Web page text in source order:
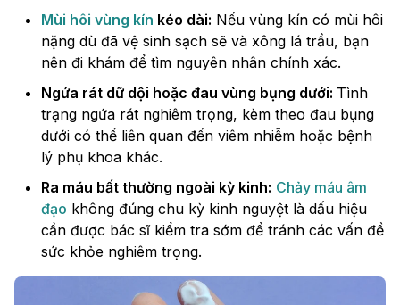
Mùi hôi vùng kín kéo dài: Nếu vùng kín có mùi hôi
nặng dù đã vệ sinh sạch sẽ và xông lá trầu, bạn
nên đi khám để tìm nguyên nhân chính xác.
Ngứa rát dữ dội hoặc đau vùng bụng dưới: Tình
trạng ngứa rát nghiêm trọng, kèm theo đau bụng
dưới có thể liên quan đến viêm nhiễm hoặc bệnh
lý phụ khoa khác.
Ra máu bất thường ngoài kỳ kinh: Chảy máu âm
đạo không đúng chu kỳ kinh nguyệt là dấu hiệu
cần được bác sĩ kiểm tra sớm để tránh các vấn đề
sức khỏe nghiêm trọng.